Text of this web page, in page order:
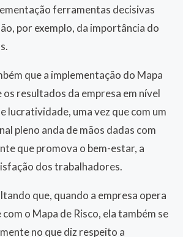
ferramentas decisivas
por exemplo, da importância do
que a implementação do Mapa
resultados da empresa em nível
lucratividade, uma vez que com um
pleno anda de mãos dadas com
que promova o bem-estar, a
dos trabalhadores.
que, quando a empresa opera
o Mapa de Risco, ela também se
no que diz respeito a